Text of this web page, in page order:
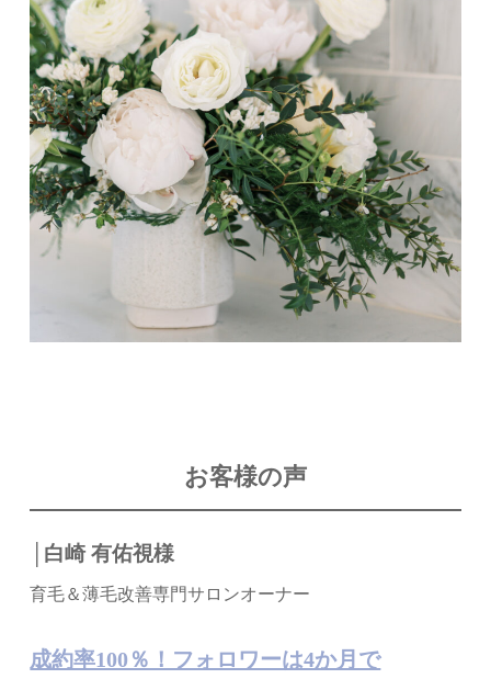
お客様の声
│白崎 有佑視様
育毛＆薄毛改善専門サロンオーナー
成約率100％！フォロワーは4か月で